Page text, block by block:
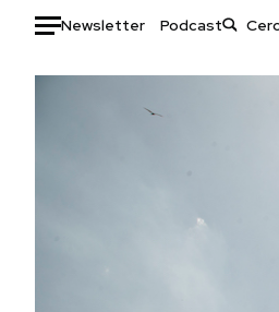
Newsletter Podcast